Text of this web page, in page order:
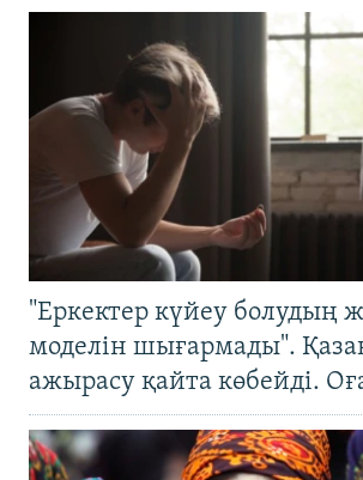
"Еркектер күйеу болудың
моделін шығармады".
ажырасу қайта көбейді.